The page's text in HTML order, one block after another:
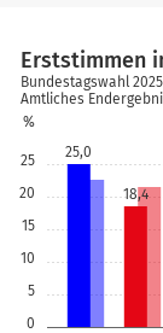
0
5
10
15
20
25
%
25,0
18,4
Erststimmen
Bundestagswahl
Amtliches